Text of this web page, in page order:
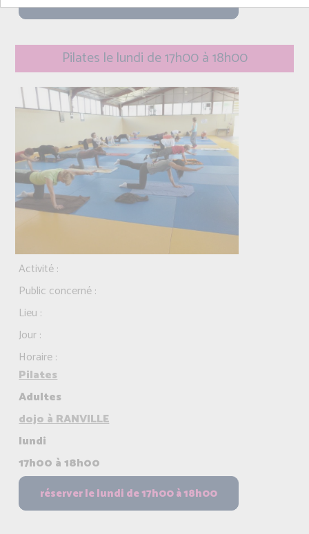
Pilates le lundi de 17h00 à 18h00
Activité :
Public concerné :
Lieu :
Jour :
Horaire :
Pilates
Adultes
dojo à RANVILLE
lundi
17h00 à 18h00